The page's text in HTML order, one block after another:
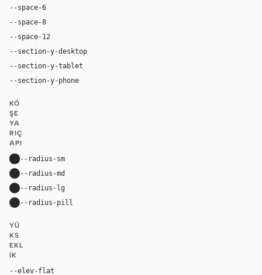
--space-6
--space-8
--space-12
--section-y-desktop
--section-y-tablet
--section-y-phone
KÖ
ŞE
YA
RIÇ
API
--radius-sm
--radius-md
--radius-lg
--radius-pill
YÜ
KS
EKL
IK
--elev-flat